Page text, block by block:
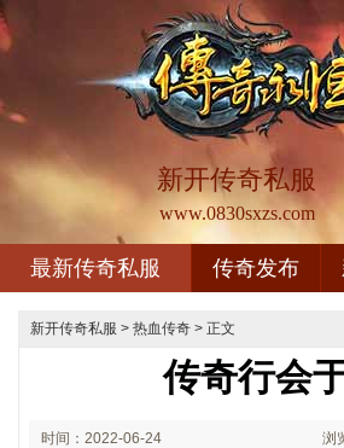
新开传奇私服
www.0830sxzs.com
最新传奇私服 传奇发布
新开传奇私服 > 热血传奇 > 正文
传奇行会
时间：2022-06-24 浏